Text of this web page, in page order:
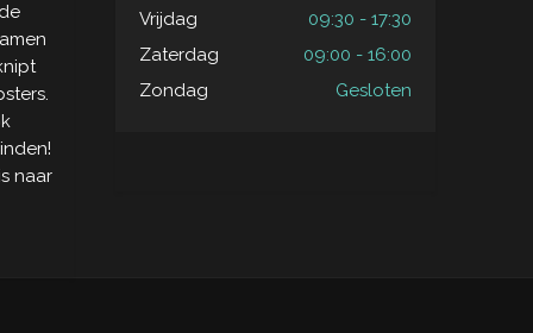
naar
Vrijdag
09:30 - 17:30
Zaterdag
09:00 - 16:00
Zondag
Gesloten